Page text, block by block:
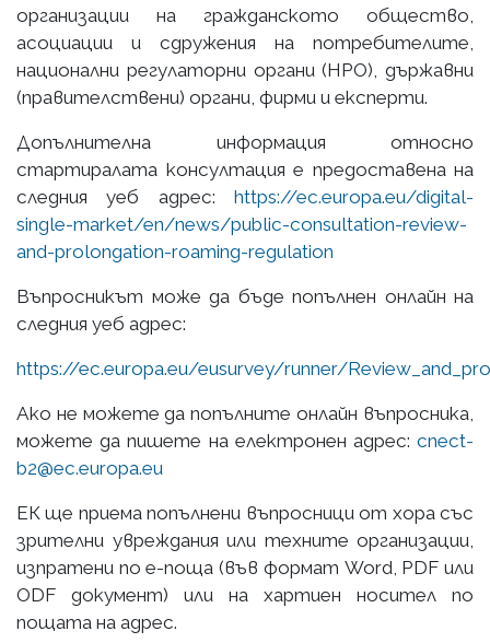
организации на гражданското общество,
асоциации и сдружения на потребителите,
национални регулаторни органи (НРО), държавни
(правителствени) органи, фирми и експерти.
Допълнителна информация относно
стартиралата консултация е предоставена на
следния уеб адрес: https://ec.europa.eu/digital-
single-market/en/news/public-consultation-review-
and-prolongation-roaming-regulation
Въпросникът може да бъде попълнен онлайн на
следния уеб адрес:
https://ec.europa.eu/eusurvey/runner/
Ако не можете да попълните онлайн въпросника,
можете да пишете на електронен адрес: cnect-
b2@ec.europa.eu
ЕК ще приема попълнени въпросници от хора със
зрителни увреждания или техните организации,
изпратени по е-поща (във формат Word, PDF или
ODF документ) или на хартиен носител по
пощата на адрес.